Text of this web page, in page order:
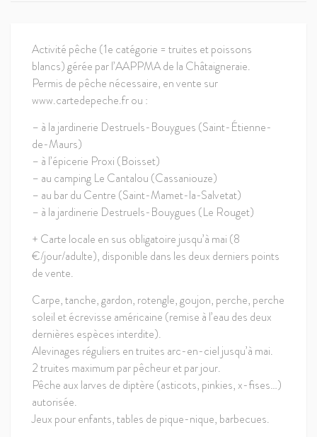
Activité pêche (1e catégorie = truites et poissons
blancs) gérée par l’AAPPMA de la Châtaigneraie.
Permis de pêche nécessaire, en vente sur
www.cartedepeche.fr ou :
– à la jardinerie Destruels-Bouygues (Saint-Étienne-
de-Maurs)
– à l’épicerie Proxi (Boisset)
– au camping Le Cantalou (Cassaniouze)
– au bar du Centre (Saint-Mamet-la-Salvetat)
– à la jardinerie Destruels-Bouygues (Le Rouget)
+ Carte locale en sus obligatoire jusqu’à mai (8
€/jour/adulte), disponible dans les deux derniers points
de vente.
Carpe, tanche, gardon, rotengle, goujon, perche, perche
soleil et écrevisse américaine (remise à l’eau des deux
dernières espèces interdite).
Alevinages réguliers en truites arc-en-ciel jusqu’à mai.
2 truites maximum par pêcheur et par jour.
Pêche aux larves de diptère (asticots, pinkies, x-fises…)
autorisée.
Jeux pour enfants, tables de pique-nique, barbecues.